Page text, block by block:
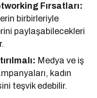
Fırsatları:
birbirleriyle
paylaşabilecekleri
Medya ve iş
kadın
teşvik edebilir.